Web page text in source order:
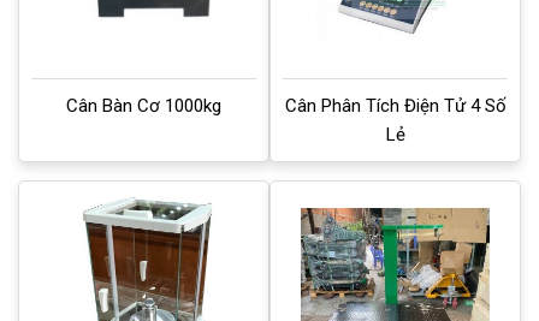
Cân Bàn Cơ 1000kg
Cân Phân Tích Điện Tử 4 Số
Lẻ